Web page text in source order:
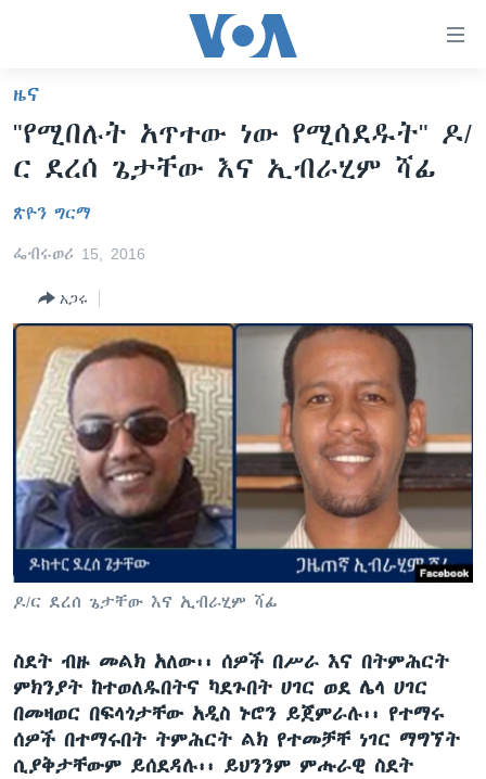
ማገናኛዎች
ዋናው
ይዘት
ወደ
ዋናው
ወደ
እለፍ
መካከለኛው ምሥራቅ
ኑሮ በጤንነት
የፎቶ መድብሎች
ክምችት
Learning English
ይከተሉን
ቋንቋዎች
ዜና
"የሚበሉት አጥተው ነው የሚሰደዱት" ዶ/
ር ደረሰ ጌታቸው እና ኢብራሂም ሻፊ
ጽዮን ግርማ
ፌብሩወሪ 15, 2016
አጋሩ
ዶ/ር ደረሰ ጌታቸው እና ኢብራሂም ሻፊ
ስደት ብዙ መልክ አለው፡፡ ሰዎች በሥራ እና በትምሕርት
ምክንያት ከተወለዱበትና ካደጉበት ሀገር ወደ ሌላ ሀገር
በመዛወር በፍላጎታቸው አዲስ ኑሮን ይጀምራሉ፡፡ የተማሩ
ሰዎች በተማሩበት ትምሕርት ልክ የተመቻቸ ነገር ማግኘት
ሲያቅታቸውም ይሰደዳሉ፡፡ ይህንንም ምሑራዊ ስደት